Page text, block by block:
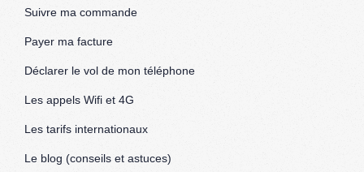
Suivre ma commande
Payer ma facture
Déclarer le vol de mon téléphone
Les appels Wifi et 4G
Les tarifs internationaux
Le blog (conseils et astuces)